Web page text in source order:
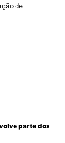
de
partedos